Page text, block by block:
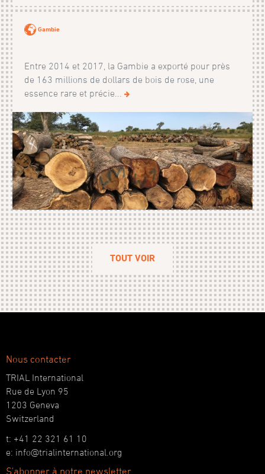
Gambie
Entre 2014 et 2017, la Gambie a exporté pour près
de 163 millions de dollars de bois de rose, une
essence rare et précie...
TOUT VOIR
Nous contacter
TRIAL International
Rue de Lyon 95
1203 Geneva
Switzerland
t: +41 22 321 61 10
e: info@trialinternational.org
S'abonner à notre newsletter